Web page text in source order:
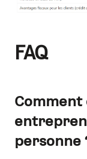
FAQ
personne